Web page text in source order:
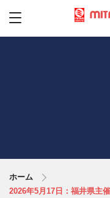
ホーム
2026年5月17日：福井県主